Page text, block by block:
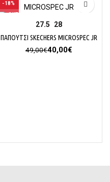
-18%
27.5
28
ΠΑΠΟΥΤΣΙ SKECHERS MICROSPEC JR
49,00€Original
40,00€